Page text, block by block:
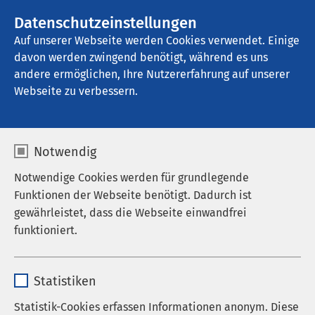
Datenschutzeinstellungen
Auf unserer Webseite werden Cookies verwendet. Einige
davon werden zwingend benötigt, während es uns
andere ermöglichen, Ihre Nutzererfahrung auf unserer
Webseite zu verbessern.
Notwendig
Notwendige Cookies werden für grundlegende
Funktionen der Webseite benötigt. Dadurch ist
gewährleistet, dass die Webseite einwandfrei
funktioniert.
Anbieter sgalinski
Statistiken
Statistik-Cookies erfassen Informationen anonym. Diese
AMEOS Klinikum Bad Aussee